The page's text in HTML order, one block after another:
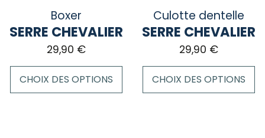
page
la
page
produit
Boxer
SERRE CHEVALIER
29,90 €
CHOIX DES OPTIONS
Culotte dentelle
SERRE CHEVALIER
29,90 €
CHOIX DES OPTIONS